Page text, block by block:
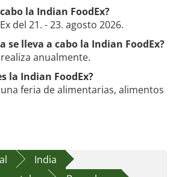
la Indian FoodEx?
del 21. - 23. agosto 2026.
se lleva a cabo la Indian FoodEx?
anualmente.
la Indian FoodEx?
una feria de alimentarias, alimentos
India